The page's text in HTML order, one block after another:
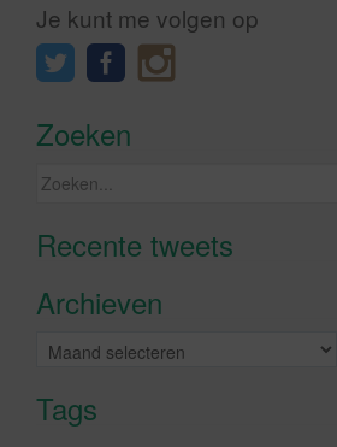
Je kunt me volgen op
Zoeken
Zoeken
Recente tweets
Klik om marketing
Archieven
Archieven
Tags